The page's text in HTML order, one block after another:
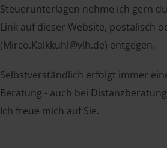
Steuerunterlagen nehme ich gern
Link auf dieser Website, postalisch
(Mirco.Kalkkuhl@vlh.de) entgegen.
Selbstverständlich erfolgt immer
Beratung - auch bei
Ich freue mich auf Sie.